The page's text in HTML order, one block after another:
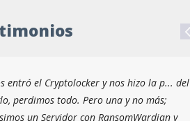
entró el Cryptolocker y nos hizo la p... del
perdimos todo. Pero una y no más;
un Servidor con RansomWardian y